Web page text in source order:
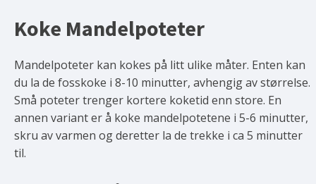
Koke Mandelpoteter
Mandelpoteter kan kokes på litt ulike måter. Enten kan
du la de fosskoke i 8-10 minutter, avhengig av størrelse.
Små poteter trenger kortere koketid enn store. En
annen variant er å koke mandelpotetene i 5-6 minutter,
skru av varmen og deretter la de trekke i ca 5 minutter
til.